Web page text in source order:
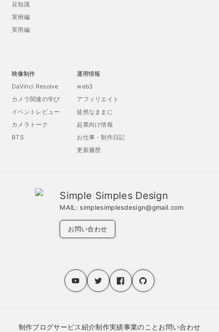
豆知識
実例編
実用編
映像制作
DaVinci Resolve
カメラ関連の学び
イベントレビュー
カメラトーク
BTS
運用情報
web3
アフィリエイト
徒然なままに
起業向け情報
お仕事・制作日記
更新履歴
Simple Simples Design
MAIL:simplesimplesdesign@gmail.com
お問い合わせ
制作ブログサービス紹介制作実績事業のこと お問い合わせ